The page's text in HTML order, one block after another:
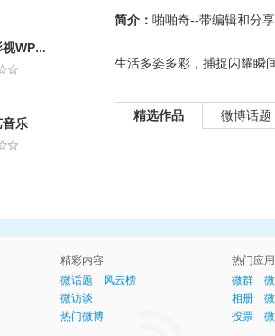
奇艺影视WP7客户端
音乐
简介： 啪啪奇--带编辑和分
生活多姿多彩，捕捉闪耀瞬
精选作品 微博话题
精彩内容
微话题
风云榜
微访谈
热门微博
热门应用
微群
相册
投票